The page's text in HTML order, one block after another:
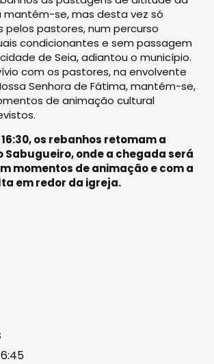
mantém-se, mas desta vez só
pelos pastores, num percurso
condicionantes e sem passagem
de Seia, adiantou o município.
com os pastores, na envolvente
Senhora de Fátima, mantém-se,
de animação cultural
os rebanhos retomam a
Sabugueiro, onde a chegada será
momentos de animação e com a
em redor da igreja.